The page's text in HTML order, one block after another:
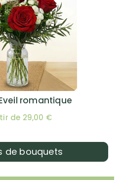
romantique
de 29,00 €
de bouquets